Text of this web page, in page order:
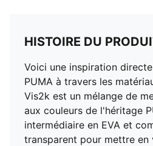
HISTOIRE DU
Voici une inspiration
PUMA à travers les
Vis2k est un mélange de
aux couleurs de l'héritage
intermédiaire en EVA et
transparent pour mettre en